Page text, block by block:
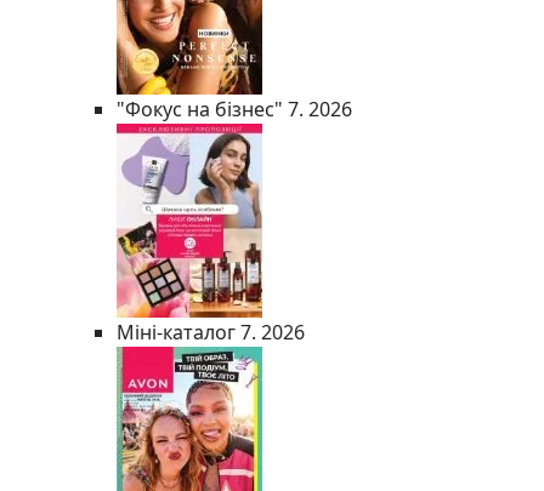
"Фокус на бізнес" 7. 2026
Міні-каталог 7. 2026